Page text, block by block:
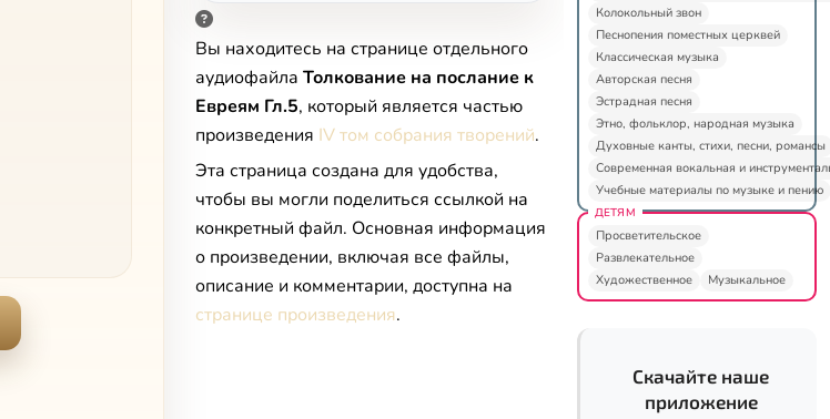
Вы находитесь на странице отдельного
аудиофайла Толкование на послание к
Евреям Гл.5, который является частью
произведения IV том собрания творений.
Эта страница создана для удобства,
чтобы вы могли поделиться ссылкой на
конкретный файл. Основная информация
о произведении, включая все файлы,
описание и комментарии, доступна на
странице произведения.
Колокольный звон
Песнопения поместных церквей
Классическая музыка
Авторская песня
Эстрадная песня
Этно, фольклор, народная музыка
Духовные канты, стихи, песни, романсы
Современная вокальная и
Учебные материалы по музыке и пению
ДЕТЯМ
Просветительское
Развлекательное
Художественное
Музыкальное
Скачайте наше
приложение